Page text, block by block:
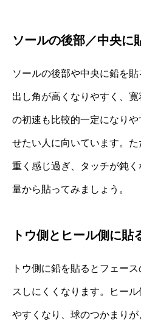
ソールの後部／中央に
ソールの後部や中央に鉛を
出し角が高くなりやすく、
の初速も比較的一定になり
せたい人に向いています。
重く感じ過ぎ、タッチが鈍
量から貼ってみましょう。
トウ側とヒール側に貼
トウ側に鉛を貼るとフェー
スしにくくなります。ヒー
やすくなり、球のつかまり